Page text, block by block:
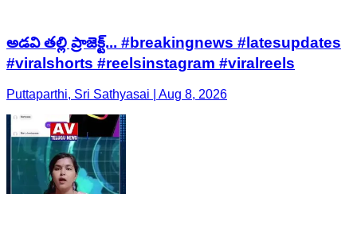
అడవి తల్లి ప్రాజెక్ట్... #breakingnews #latesupdates
#viralshorts #reelsinstagram #viralreels
Puttaparthi, Sri Sathyasai | Aug 8, 2026